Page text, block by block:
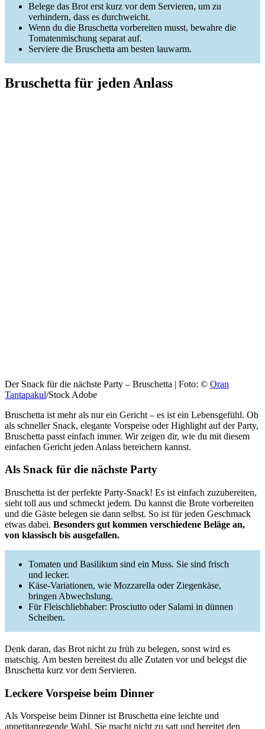
Belege das Brot erst kurz vor dem Servieren, um zu
verhindern, dass es durchweicht.
Wenn du die Bruschetta vorbereiten musst, bewahre die
Tomatenmischung separat auf.
Serviere die Bruschetta am besten lauwarm.
Bruschetta für jeden Anlass
Der Snack für die nächste Party – Bruschetta | Foto: © Oran
Tantapakul/Stock Adobe
Bruschetta ist mehr als nur ein Gericht – es ist ein Lebensgefühl. Ob
als schneller Snack, elegante Vorspeise oder Highlight auf der Party,
Bruschetta passt einfach immer. Wir zeigen dir, wie du mit diesem
einfachen Gericht jeden Anlass bereichern kannst.
Als Snack für die nächste Party
Bruschetta ist der perfekte Party-Snack! Es ist einfach zuzubereiten,
sieht toll aus und schmeckt jedem. Du kannst die Brote vorbereiten
und die Gäste belegen sie dann selbst. So ist für jeden Geschmack
etwas dabei. Besonders gut kommen verschiedene Beläge an,
von klassisch bis ausgefallen.
Tomaten und Basilikum sind ein Muss. Sie sind frisch
und lecker.
Käse-Variationen, wie Mozzarella oder Ziegenkäse,
bringen Abwechslung.
Für Fleischliebhaber: Prosciutto oder Salami in dünnen
Scheiben.
Denk daran, das Brot nicht zu früh zu belegen, sonst wird es
matschig. Am besten bereitest du alle Zutaten vor und belegst die
Bruschetta kurz vor dem Servieren.
Leckere Vorspeise beim Dinner
Als Vorspeise beim Dinner ist Bruschetta eine leichte und
appetitanregende Wahl. Sie macht nicht zu satt und bereitet den